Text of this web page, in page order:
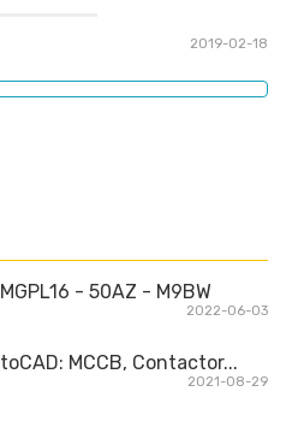
2019-02-18
- 50AZ - M9BW
2022-06-03
MCCB, Contactor...
2021-08-29